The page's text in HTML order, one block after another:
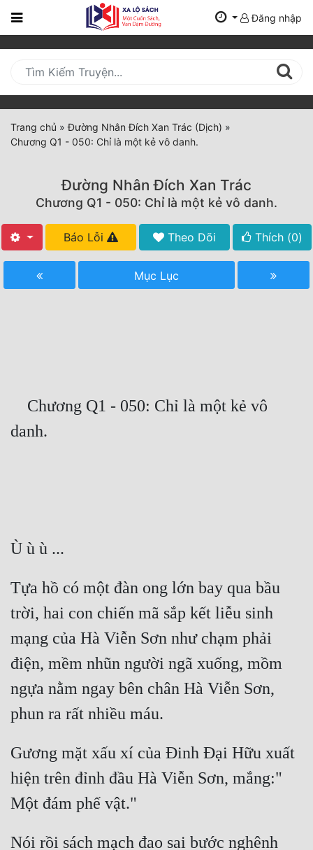
Trang
Mới
Cập
Nhật
(current)
Tất Cả
Hoàn Thành
Cung Đấu
Cạnh Kỹ
Cổ Tiên Hiệp
Cổ Đại
Du Hí
Dã Sử
Dị Giới
Dị Năng
Gia Đấu
Góc Nhìn Nam
Đăng nhập
Trang chủ »Đường Nhân Đích Xan Trác (Dịch) »
Chương Q1 - 050: Chỉ là một kẻ vô danh.
Đường Nhân Đích Xan Trác
Chương Q1 - 050: Chỉ là một kẻ vô danh.
Báo Lỗi Theo Dõi Thích (0)
Mục Lục
Tựa hồ có một đàn ong lớn bay qua bầu
trời, hai con chiến mã sắp kết liễu sinh
mạng của Hà Viễn Sơn như chạm phải
điện, mềm nhũn người ngã xuống, mồm
ngựa nằm ngay bên chân Hà Viễn Sơn,
Gương mặt xấu xí của Đinh Đại Hữu xuất
hiện trên đỉnh đầu Hà Viễn Sơn, mắng:"
Nói rồi sách mạch đao sai bước nghênh